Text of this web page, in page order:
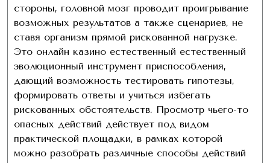
стороны, головной мозг проводит проигрывание
возможных результатов а также сценариев, не
ставя организм прямой рискованной нагрузке.
Это онлайн казино естественный естественный
эволюционный инструмент приспособления,
дающий возможность тестировать гипотезы,
формировать ответы и учиться избегать
рискованных обстоятельств. Просмотр чьего-то
опасных действий действует под видом
практической площадки, в рамках которой
можно разобрать различные способы действий